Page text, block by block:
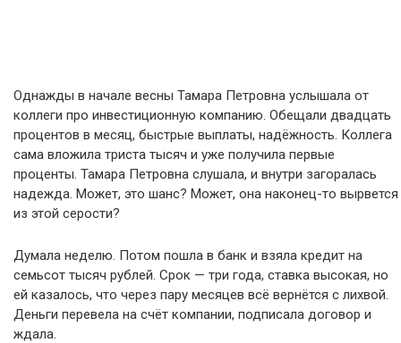
Однажды в начале весны Тамара Петровна услышала от
коллеги про инвестиционную компанию. Обещали двадцать
процентов в месяц, быстрые выплаты, надёжность. Коллега
сама вложила триста тысяч и уже получила первые
проценты. Тамара Петровна слушала, и внутри загоралась
надежда. Может, это шанс? Может, она наконец-то вырвется
из этой серости?
Думала неделю. Потом пошла в банк и взяла кредит на
семьсот тысяч рублей. Срок — три года, ставка высокая, но
ей казалось, что через пару месяцев всё вернётся с лихвой.
Деньги перевела на счёт компании, подписала договор и
ждала.